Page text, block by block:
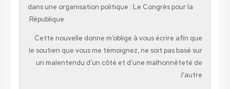
dans une organisation politique : Le Congrès pour la
République.
Cette nouvelle donne m’oblige à vous écrire afin que
le soutien que vous me témoignez, ne soit pas basé sur
un malentendu d’un côté et d’une malhonnêteté de
l’autre.